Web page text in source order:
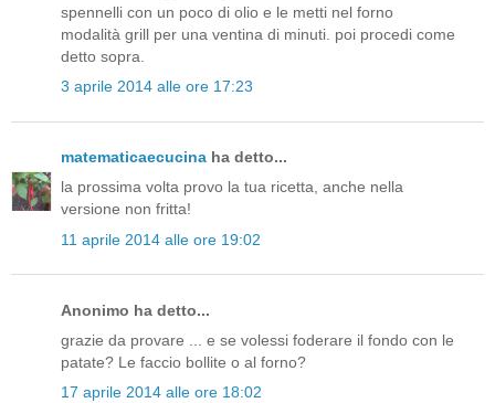
spennelli con un poco di olio e le metti nel forno
modalità grill per una ventina di minuti. poi procedi come
detto sopra.
3 aprile 2014 alle ore 17:23
matematicaecucina ha detto...
la prossima volta provo la tua ricetta, anche nella
versione non fritta!
11 aprile 2014 alle ore 19:02
Anonimo ha detto...
grazie da provare ... e se volessi foderare il fondo con le
patate? Le faccio bollite o al forno?
17 aprile 2014 alle ore 18:02